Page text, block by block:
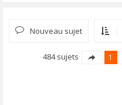
Nouveau sujet
484 sujets 1